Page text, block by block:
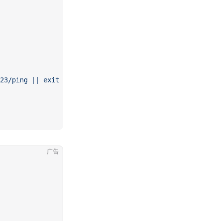
ping || exit 1
广告